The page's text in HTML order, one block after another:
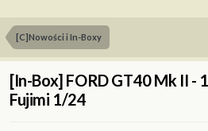
[C]Nowości i In-Boxy
[In-Box] FORD GT40 Mk II -
Fujimi 1/24